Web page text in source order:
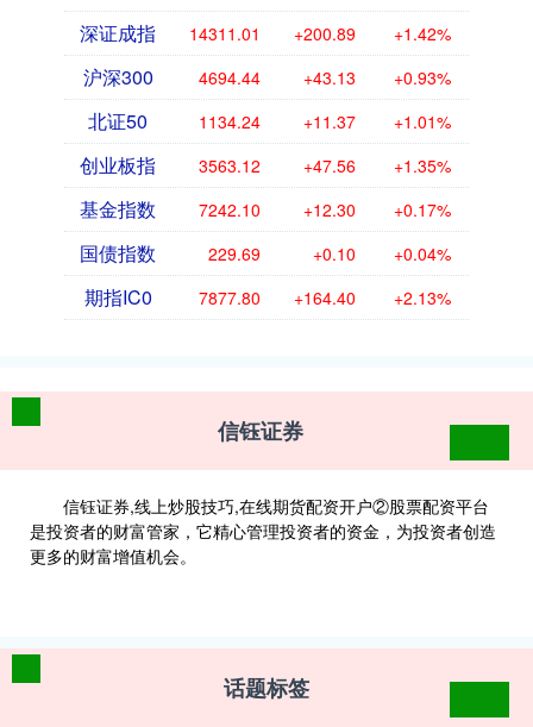
深证成指 14311.01 +200.89 +1.42%
沪深300 4694.44 +43.13 +0.93%
北证50 1134.24 +11.37 +1.01%
创业板指 3563.12 +47.56 +1.35%
基金指数 7242.10 +12.30 +0.17%
国债指数 229.69 +0.10 +0.04%
期指IC0 7877.80 +164.40 +2.13%
信钰证券
信钰证券,线上炒股技巧,在线期货配资开户②股票配资平台
是投资者的财富管家，它精心管理投资者的资金，为投资者创造
更多的财富增值机会。
话题标签